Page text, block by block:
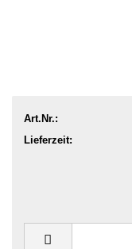
Art.Nr.:
Lieferzeit: